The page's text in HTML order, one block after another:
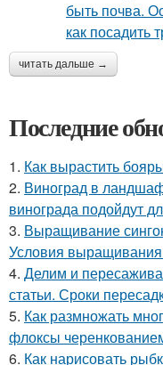
читать дальше →
Последние
1. Как вырастить
2. Виноград в
винограда подойдут
3. Выращивание
Условия
4. Делим и
статьи. Сроки
5. Как размножать
флоксы
6. Как нарисовать